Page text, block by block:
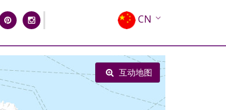
CN
EN
EL
互动地图